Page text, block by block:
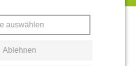
auswählen
Ablehnen